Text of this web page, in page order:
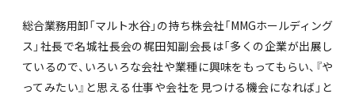
総合業務用卸「マルト水谷」の持ち株会社「MMGホールディング
ス」社長で名城社長会の梶田知副会長は「多くの企業が出展し
ているので、いろいろな会社や業種に興味をもってもらい、『や
ってみたい』と思える仕事や会社を見つける機会になれば」と